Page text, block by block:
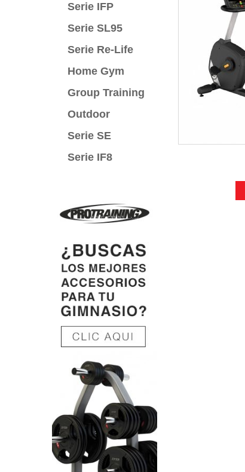
Serie IFP
Serie SL95
Serie Re-Life
Home Gym
Group Training
Outdoor
Serie SE
Serie IF8